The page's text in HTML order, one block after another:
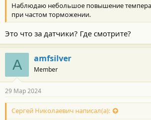
Наблюдаю небольшое повышение
при частом торможении.
Это что за датчики? Где смотрите?
A amfsilver
Member
29 Мар 2024
Сергей Николаевич написал(а):